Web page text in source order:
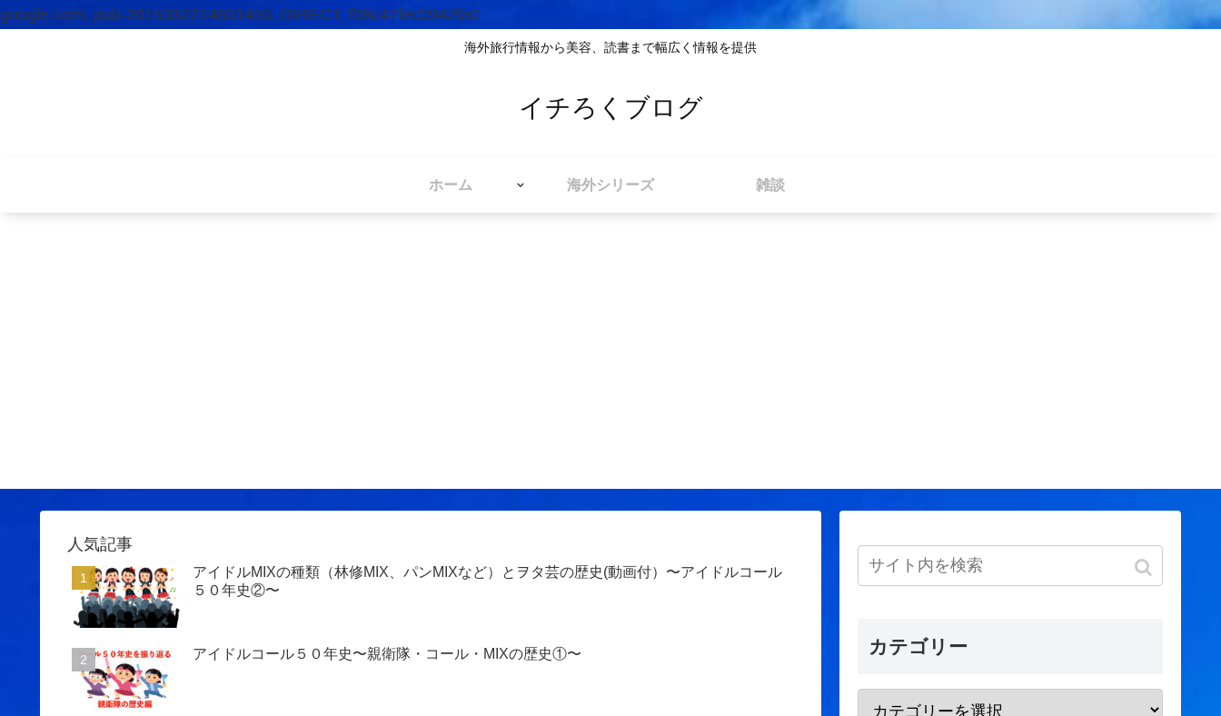
google.com, pub-2015332214601450, DIRECT, f08c47fec0942fa0
海外旅行情報から美容、読書まで幅広く情報を提供
イチろくブログ
ホーム 海外シリーズ 雑談
人気記事
アイドルMIXの種類（林修MIX、パンMIXなど）とヲタ芸の歴史(動画付）〜アイドルコール
５０年史②〜
アイドルコール５０年史〜親衛隊・コール・MIXの歴史①〜 カテゴリー